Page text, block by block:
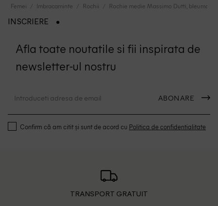
Femei Imbracaminte Rochii Rochie medie Massimo Dutti, bleumarin
INSCRIERE
Afla toate noutatile si fii inspirata de
newsletter-ul nostru
ABONARE
Confirm că am citit și sunt de acord cu Politica de confidentialitate
TRANSPORT GRATUIT